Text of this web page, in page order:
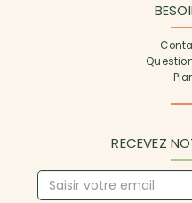
RECEVEZ